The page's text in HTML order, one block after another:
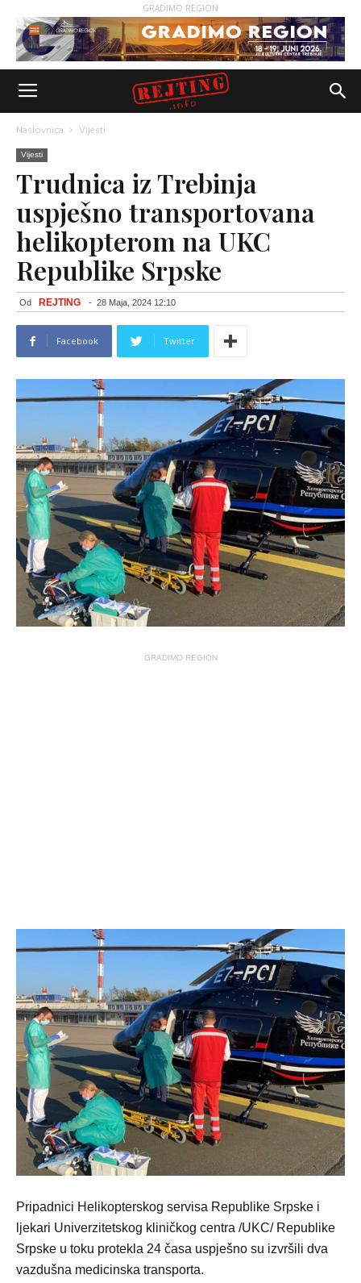
GRADIMO REGION
Naslovnica Vijesti
Vijesti
Trudnica iz Trebinja
uspješno transportovana
helikopterom na UKC
Republike Srpske
Od REJTING - 28 Maja, 2024 12:10
Facebook Twitter
GRADIMO REGION
Pripadnici Helikopterskog servisa Republike Srpske i
ljekari Univerzitetskog kliničkog centra /UKC/ Republike
Srpske u toku protekla 24 časa uspješno su izvršili dva
vazdušna medicinska transporta.